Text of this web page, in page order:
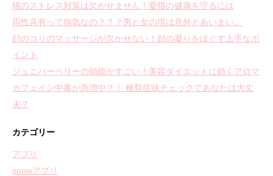
猫のストレス対策は欠かせません！愛猫の健康を守るには
両性具有って病気なの？？？男と女の境は意外とあいまい。
顔のコリのマッサージが欠かせない！顔の凝りをほぐす上手なポ
イント
ジュニパーベリーの効能がすごい！美容ダイエットに効くアロマ
カフェイン中毒が急増中？！ 種類症状チェックであなたは大丈
夫？
カテゴリー
アプリ
snowアプリ